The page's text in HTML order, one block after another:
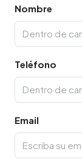
Nombre
Teléfono
Email